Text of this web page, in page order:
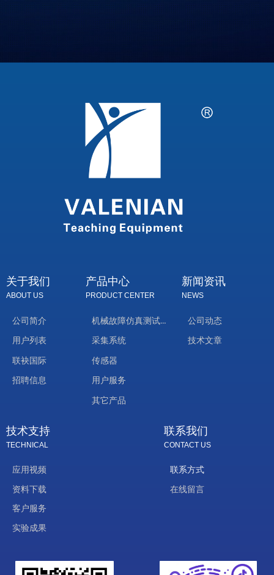
公司简介
用户列表
联袂国际
招聘信息
关于我们
ABOUT US
产品中心
PRODUCT CENTER
机械故障仿真测试台
采集系统
传感器
用户服务
其它产品
新闻资讯
NEWS
公司动态
技术文章
技术支持
TECHNICAL
应用视频
资料下载
客户服务
实验成果
联系我们
CONTACT US
联系方式
在线留言